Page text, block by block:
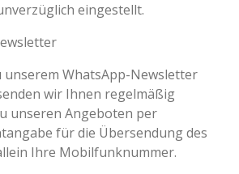
eingestellt.
unserem WhatsApp-Newsletter
wir Ihnen regelmäßig
unseren Angeboten per
für die Übersendung des
Ihre Mobilfunknummer.